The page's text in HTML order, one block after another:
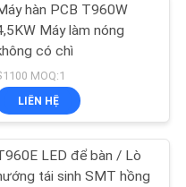
hàn PCB T960W
Máy làm nóng
có chì
MOQ:1
LIÊN HỆ
LED để bàn / Lò
tái sinh SMT hồng